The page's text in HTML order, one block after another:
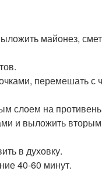
майонез,
перемешать
слоем на
и выложить
в духовку.
40-60 минут.